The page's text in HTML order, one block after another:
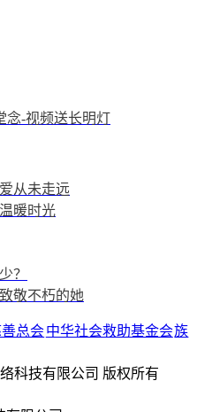
念-视频送长明灯
从未走远
暖时光
？
敬不朽的她
总会中华社会救助基金会族
科技有限公司 版权所有